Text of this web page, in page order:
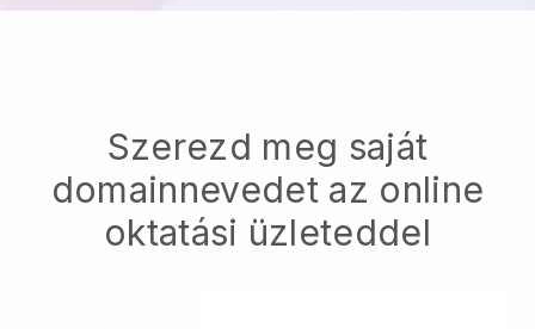
Szerezd meg saját
domainnevedet az online
oktatási üzleteddel